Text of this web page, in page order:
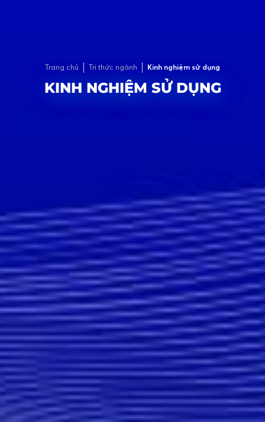
Trang chủ Tri thức ngành Kinh nghiệm sử dụng
KINH NGHIỆM SỬ DỤNG